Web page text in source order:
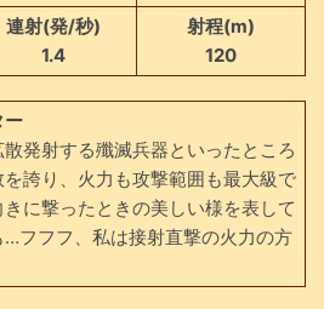
連射(発/秒)
1.4
射程(m)
120
ー
発射する殲滅兵器といったところ
誇り、火力も攻撃範囲も最大級で
に撃ったときの美しい様を表して
フフフ、私は接射直撃の火力の方